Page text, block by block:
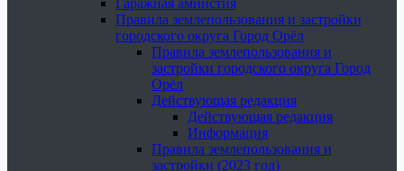
Гаражная амнистия
Правила землепользования и застройки
городского округа Город Орёл
Правила землепользования и
застройки городского округа Город
Орёл
Действующая редакция
Действующая редакция
Информация
Правила землепользования и
застройки (2023 год)